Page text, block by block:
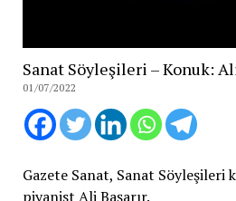
Sanat Söyleşileri – Konuk:
01/07/2022
Gazete Sanat, Sanat Söyleşileri
piyanist Ali Başarır.